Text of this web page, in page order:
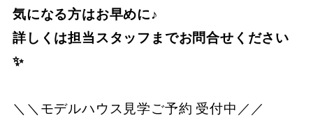
気になる方はお早めに♪
詳しくは担当スタッフまでお問合せください
✨
＼＼モデルハウス見学ご予約 受付中／／